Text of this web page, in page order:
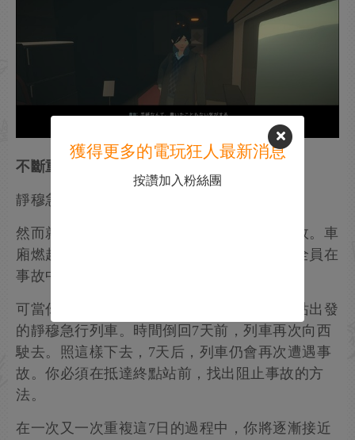
不斷重複的7日
靜穆急行列車本應在第7天抵達終點站。
然而就在抵達前夕，列車卷入了一場慘烈事故。車
廂燃起大火，救援遲遲未至。乘客與乘務員全員在
事故中喪生。
可當你再次回過神來，自己卻身處剛從始發站出發
的靜穆急行列車。時間倒回7天前，列車再次向西
駛去。照這樣下去，7天后，列車仍會再次遭遇事
故。你必須在抵達終點站前，找出阻止事故的方
法。
在一次又一次重複這7日的過程中，你將逐漸接近
獲得更多的電玩狂人最新消息
按讚加入粉絲團